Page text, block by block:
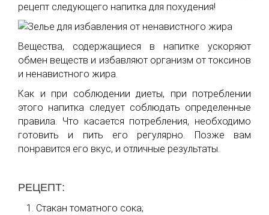
рецепт следующего напитка для похудения!
Вещества, содержащиеся в напитке ускоряют
обмен веществ и избавляют организм от токсинов
и ненавистного жира.
Как и при соблюдении диеты, при потреблении
этого напитка следует соблюдать определенные
правила. Что касается потребления, необходимо
готовить и пить его регулярно. Позже вам
понравится его вкус, и отличные результаты.
РЕЦЕПТ:
Стакан томатного сока;